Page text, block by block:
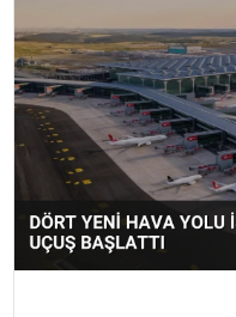
EĞITIM
MAGAZIN
SPOR
YAŞAM